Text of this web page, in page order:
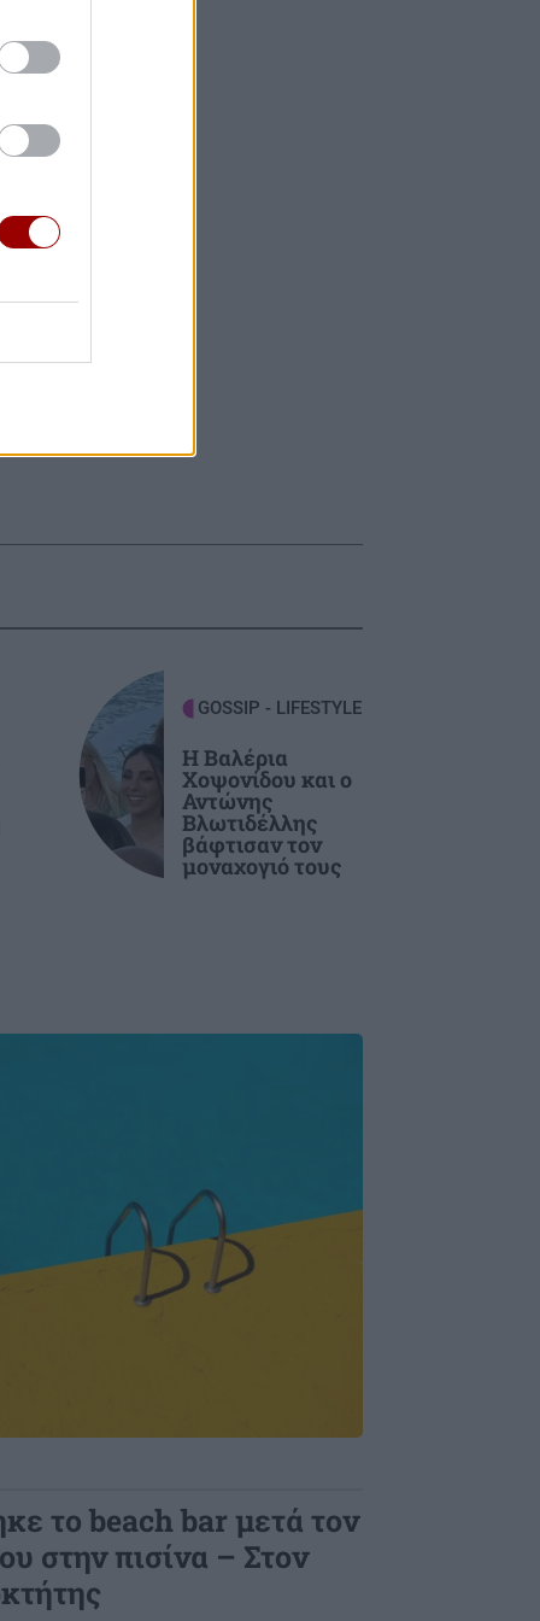
GOSSIP - LIFESTYLE
Η Βαλέρια
Χοψονίδου και ο
Αντώνης
Βλωτιδέλλης
βάφτισαν τον
μοναχογιό τους
το beach bar μετά τον
στην πισίνα – Στον